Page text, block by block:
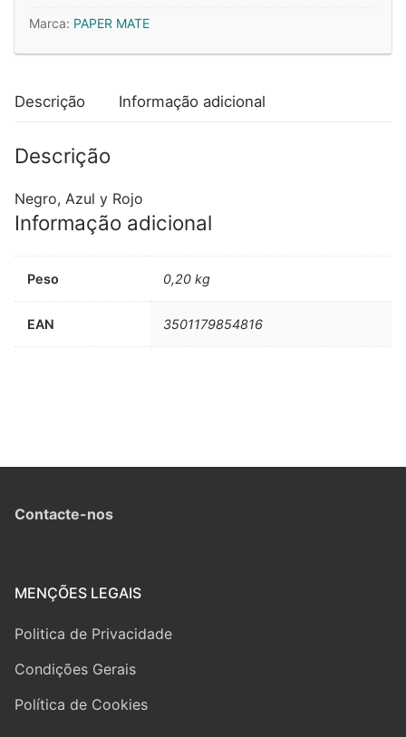
Retrátil
Inkjoy
Marca: PAPER MATE
Descrição Informação adicional
Descrição
Negro, Azul y Rojo
Informação adicional
Peso 0,20 kg
EAN 3501179854816
Contacte-nos
MENÇÕES LEGAIS
Politica de Privacidade
Condições Gerais
Política de Cookies